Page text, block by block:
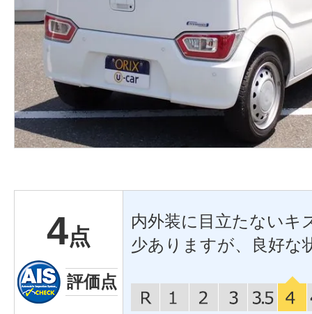
4点
評価点
内外装に目立たないキ
少ありますが、良好な